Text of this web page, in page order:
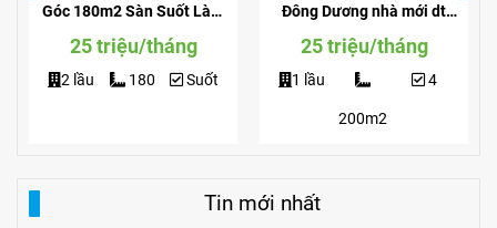
Góc 180m2 Sàn Suốt Làm
Văn Phòng
25 triệu/tháng
2 lầu 180 Suốt
Đông Dương nhà mới dt
200m2 giá rẻ
25 triệu/tháng
1 lầu
200m2
4
Tin mới nhất